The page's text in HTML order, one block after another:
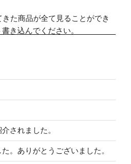
されました。
。ありがとうございました。